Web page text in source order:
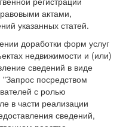
актами,
указанных статей.
доработки форм услуг
недвижимости и (или)
сведений в виде
"Запрос посредством
с ролью
в части реализации
сведений,